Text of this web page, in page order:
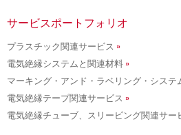
サービスポートフォリオ
プラスチック関連サービス
電気絶縁システムと関連材料
マーキング・アンド・ラベリング・システ
電気絶縁テープ関連サービス
電気絶縁チューブ、スリービング関連サー